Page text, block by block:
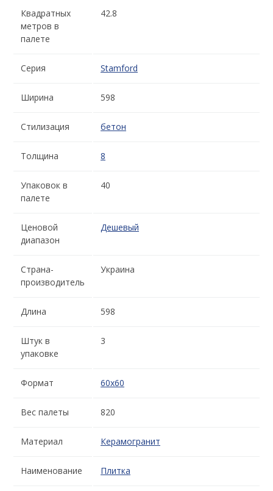
Квадратных
метров в
палете
42.8
Серия Stamford
Ширина 598
Стилизация бетон
Толщина 8
Упаковок в
палете
40
Ценовой
диапазон
Дешевый
Страна-
производитель
Украина
Длина 598
Штук в
упаковке
3
Формат 60x60
Вес палеты 820
Материал Керамогранит
Наименование Плитка